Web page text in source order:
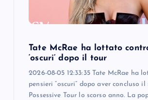
Tate McRae ha lottato
‘oscuri’ dopo il tour
2026-08-05 12:33:35 Tate McRae ha
pensieri “oscuri” dopo aver concluso il
Possessive Tour lo scorso anno. La